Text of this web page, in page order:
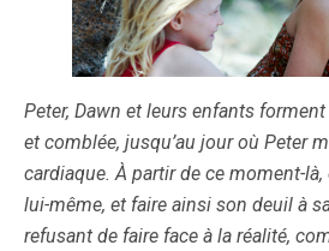
Peter, Dawn et leurs enfants
et comblée, jusqu’au jour où Peter
cardiaque. À partir de ce moment-
lui-même, et faire ainsi son deuil à
refusant de faire face à la réalité,